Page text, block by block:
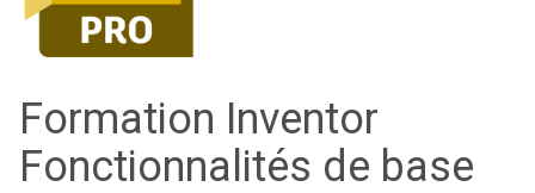
Formation Inventor
Fonctionnalités de base